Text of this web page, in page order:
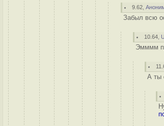
9.62 ,
Забыл всю
10.64
Эмммм
А ты